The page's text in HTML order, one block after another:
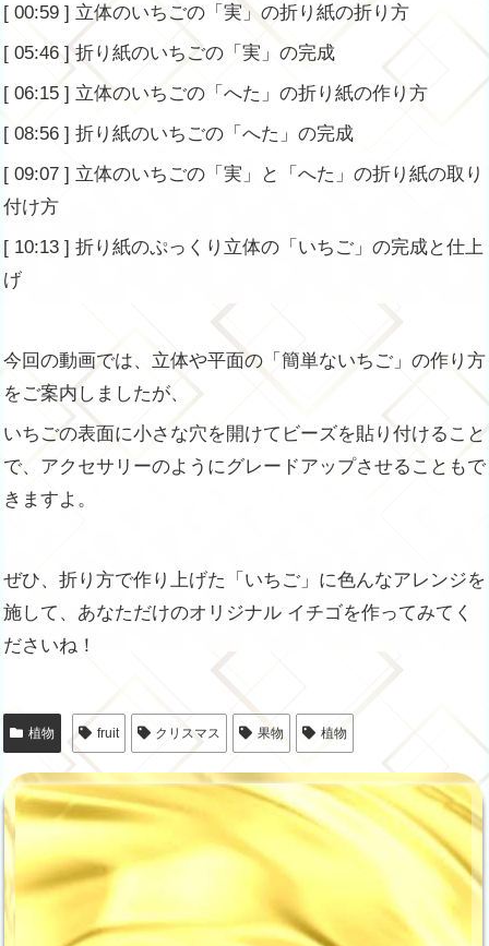
[ 00:59 ] 立体のいちごの「実」の折り紙の折り方
[ 05:46 ] 折り紙のいちごの「実」の完成
[ 06:15 ] 立体のいちごの「へた」の折り紙の作り方
[ 08:56 ] 折り紙のいちごの「へた」の完成
[ 09:07 ] 立体のいちごの「実」と「へた」の折り紙の取り
付け方
[ 10:13 ] 折り紙のぷっくり立体の「いちご」の完成と仕上
げ
今回の動画では、立体や平面の「簡単ないちご」の作り方
をご案内しましたが、
いちごの表面に小さな穴を開けてビーズを貼り付けること
で、アクセサリーのようにグレードアップさせることもで
きますよ。
ぜひ、折り方で作り上げた「いちご」に色んなアレンジを
施して、あなただけのオリジナル イチゴを作ってみてく
ださいね！
植物 fruit クリスマス 果物 植物